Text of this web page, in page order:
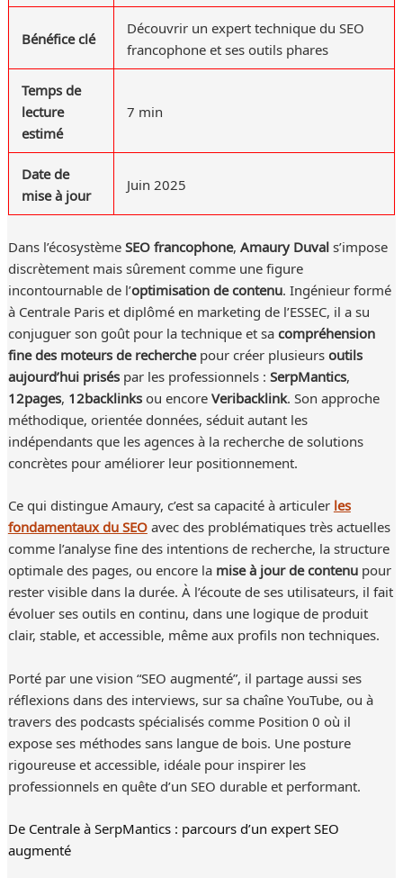
Bénéfice clé
Découvrir un expert technique du SEO
francophone et ses outils phares
Temps de
lecture
estimé
7 min
Date de
mise à jour
Juin 2025
Dans l’écosystèmeSEO francophone,Amaury Duvals’impose
discrètement mais sûrement comme une figure
incontournable de l’optimisation de contenu. Ingénieur formé
à Centrale Paris et diplômé en marketing de l’ESSEC, il a su
conjuguer son goût pour la technique et sacompréhension
fine des moteurs de recherchepour créer plusieursoutils
aujourd’hui priséspar les professionnels :SerpMantics,
12pages, 12backlinksou encoreVeribacklink. Son approche
méthodique, orientée données, séduit autant les
indépendants que les agences à la recherche de solutions
concrètes pour améliorer leur positionnement.
Ce qui distingue Amaury, c’est sa capacité à articulerles
fondamentaux du SEOavec des problématiques très actuelles
comme l’analyse fine des intentions de recherche, la structure
optimale des pages, ou encore lamise à jour de contenupour
rester visible dans la durée. À l’écoute de ses utilisateurs, il fait
évoluer ses outils en continu, dans une logique de produit
clair, stable, et accessible, même aux profils non techniques.
Porté par une vision “SEO augmenté”, il partage aussi ses
réflexions dans des interviews, sur sa chaîne YouTube, ou à
travers des podcasts spécialisés comme Position 0 où il
expose ses méthodes sans langue de bois. Une posture
rigoureuse et accessible, idéale pour inspirer les
professionnels en quête d’un SEO durable et performant.
De Centrale à SerpMantics : parcours d’un expert SEO
augmenté